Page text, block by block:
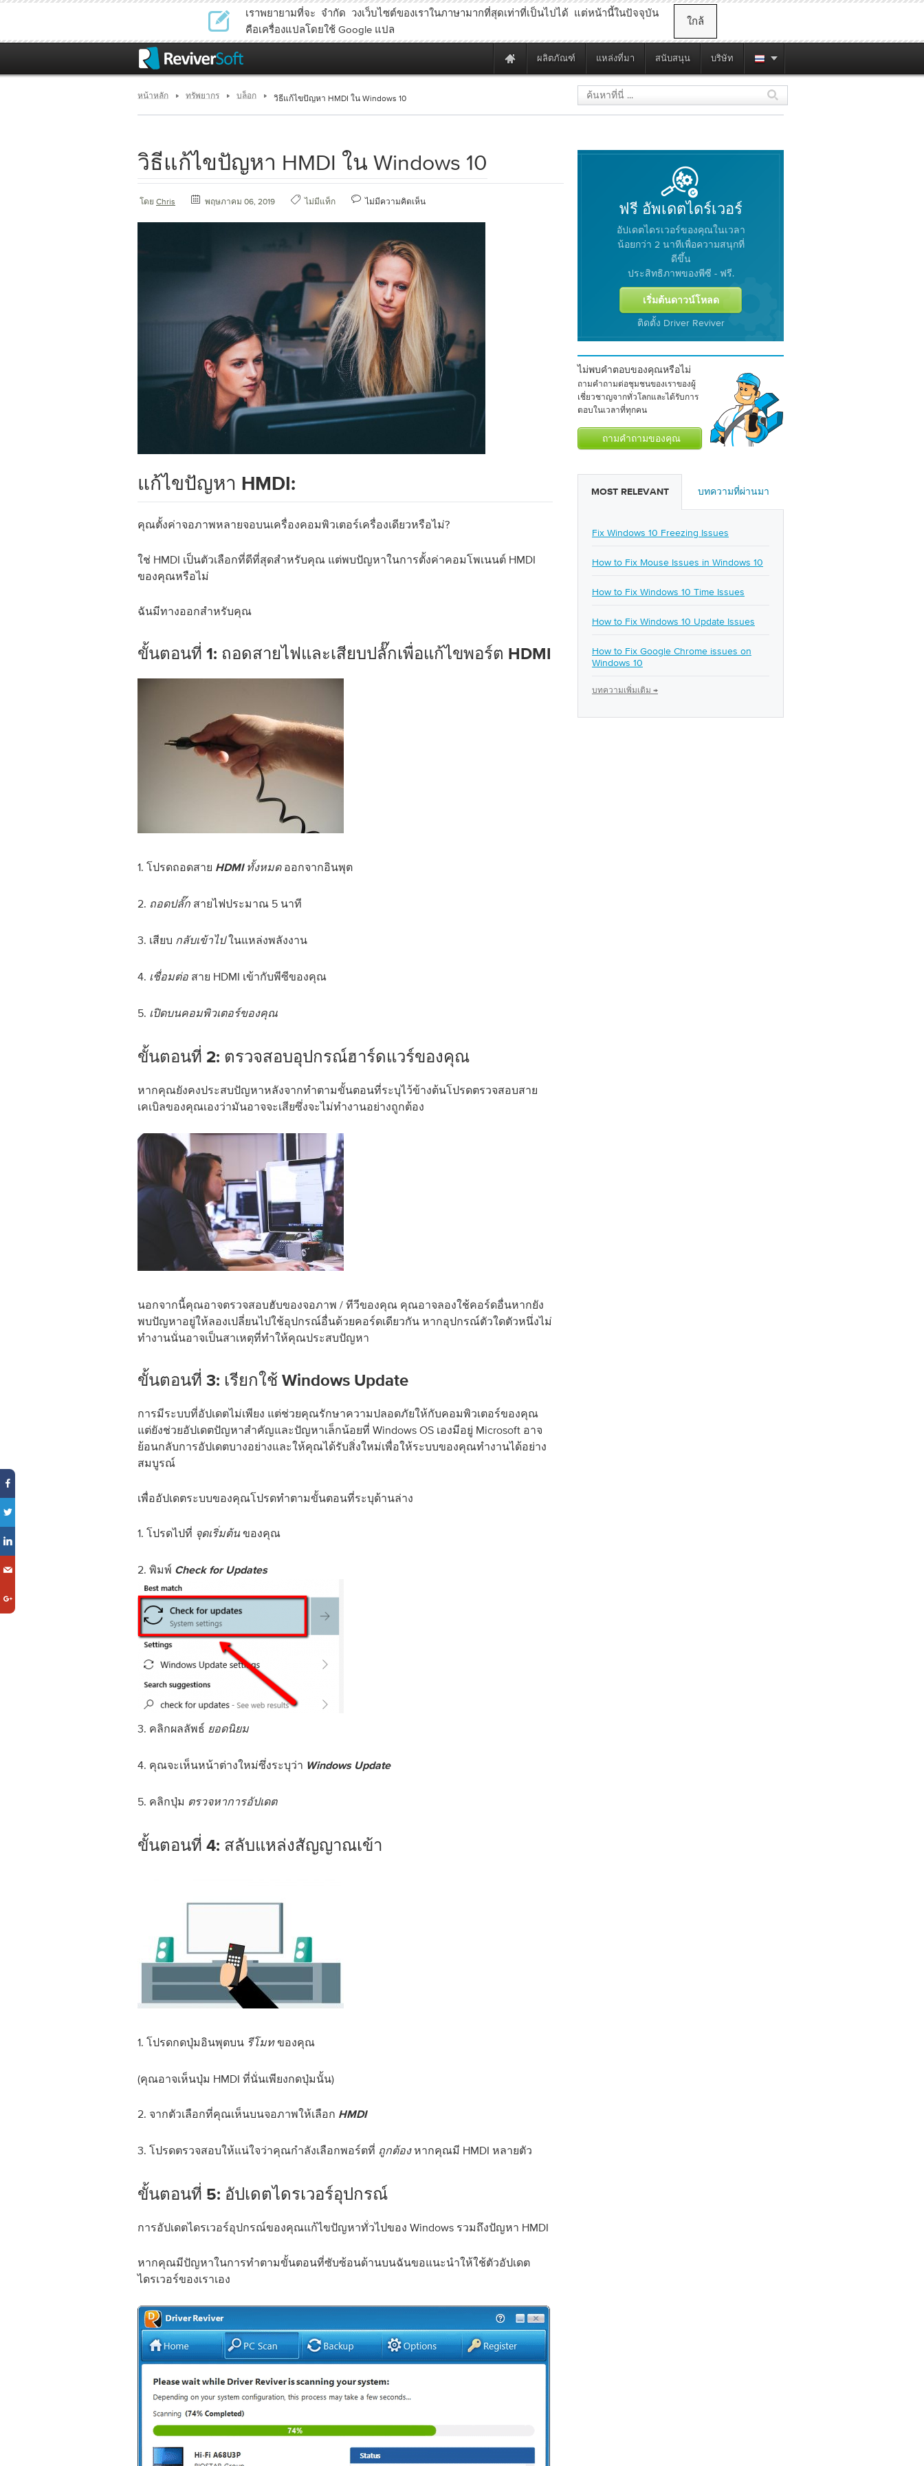
เราพยายามที่จะ จำกัด วงเว็บไซต์ของเราในภาษามากที่สุดเท่าที่เป็นไปได้ แต่หน้านี้ในปัจจุบัน
คือเครื่องแปลโดยใช้ Google แปล
ใกล้
ผลิตภัณฑ์ แหล่งที่มา สนับสนุน บริษัท
หน้าหลัก ทรัพยากร บล็อก วิธีแก้ไขปัญหา HMDI ใน Windows 10
วิธีแก้ไขปัญหา HMDI ใน Windows 10
โดย Chris พฤษภาคม 06, 2019 ไม่มีแท็ก ไม่มีความคิดเห็น
แก้ไขปัญหา HMDI:
คุณตั้งค่าจอภาพหลายจอบนเครื่องคอมพิวเตอร์เครื่องเดียวหรือไม่?
ใช่ HMDI เป็นตัวเลือกที่ดีที่สุดสำหรับคุณ แต่พบปัญหาในการตั้งค่าคอมโพเนนต์ HMDI
ของคุณหรือไม่
ฉันมีทางออกสำหรับคุณ
ขั้นตอนที่ 1: ถอดสายไฟและเสียบปลั๊กเพื่อแก้ไขพอร์ต HDMI
1. โปรดถอดสาย HDMI ทั้งหมดออกจากอินพุต
2. ถอดปลั๊ก สายไฟประมาณ 5 นาที
3. เสียบ กลับเข้าไปในแหล่งพลังงาน
4. เชื่อมต่อ สาย HDMI เข้ากับพีซีของคุณ
5. เปิดบนคอมพิวเตอร์ของคุณ
ขั้นตอนที่ 2: ตรวจสอบอุปกรณ์ฮาร์ดแวร์ของคุณ
หากคุณยังคงประสบปัญหาหลังจากทำตามขั้นตอนที่ระบุไว้ข้างต้นโปรดตรวจสอบสาย
เคเบิลของคุณเองว่ามันอาจจะเสียซึ่งจะไม่ทำงานอย่างถูกต้อง
นอกจากนี้คุณอาจตรวจสอบฮับของจอภาพ / ทีวีของคุณ คุณอาจลองใช้คอร์ดอื่นหากยัง
พบปัญหาอยู่ให้ลองเปลี่ยนไปใช้อุปกรณ์อื่นด้วยคอร์ดเดียวกัน หากอุปกรณ์ตัวใดตัวหนึ่งไม่
ทำงานนั่นอาจเป็นสาเหตุที่ทำให้คุณประสบปัญหา
ขั้นตอนที่ 3: เรียกใช้ Windows Update
การมีระบบที่อัปเดตไม่เพียง แต่ช่วยคุณรักษาความปลอดภัยให้กับคอมพิวเตอร์ของคุณ
แต่ยังช่วยอัปเดตปัญหาสำคัญและปัญหาเล็กน้อยที่ Windows OS เองมีอยู่ Microsoft อาจ
ย้อนกลับการอัปเดตบางอย่างและให้คุณได้รับสิ่งใหม่เพื่อให้ระบบของคุณทำงานได้อย่าง
สมบูรณ์
เพื่ออัปเดตระบบของคุณโปรดทำตามขั้นตอนที่ระบุด้านล่าง
1. โปรดไปที่ จุดเริ่มต้น ของคุณ
2. พิมพ์ Check for Updates
3. คลิกผลลัพธ์ ยอดนิยม
4. คุณจะเห็นหน้าต่างใหม่ซึ่งระบุว่า Windows Update
5. คลิกปุ่ม ตรวจหาการอัปเดต
ขั้นตอนที่ 4: สลับแหล่งสัญญาณเข้า
1. โปรดกดปุ่มอินพุตบน รีโมทของคุณ
(คุณอาจเห็นปุ่ม HMDI ที่นั่นเพียงกดปุ่มนั้น)
2. จากตัวเลือกที่คุณเห็นบนจอภาพให้เลือก HMDI
3. โปรดตรวจสอบให้แน่ใจว่าคุณกำลังเลือกพอร์ตที่ ถูกต้องหากคุณมี HMDI หลายตัว
ขั้นตอนที่ 5: อัปเดตไดรเวอร์อุปกรณ์
การอัปเดตไดรเวอร์อุปกรณ์ของคุณแก้ไขปัญหาทั่วไปของ Windows รวมถึงปัญหา HMDI
หากคุณมีปัญหาในการทำตามขั้นตอนที่ซับซ้อนด้านบนฉันขอแนะนำให้ใช้ตัวอัปเดต
ไดรเวอร์ของเราเอง
ฟรี อัพเดตไดร์เวอร์
อัปเดตไดรเวอร์ของคุณในเวลา
น้อยกว่า 2 นาทีเพื่อความสนุกที่
ดีขึ้น
ประสิทธิภาพของพีซี - ฟรี.
ติดตั้ง Driver Reviver
ไม่พบคำตอบของคุณหรือไม่
ถามคำถามต่อชุมชนของเราของผู้
เชี่ยวชาญจากทั่วโลกและได้รับการ
ตอบในเวลาที่ทุกคน
MOST RELEVANT บทความที่ผ่านมา
Fix Windows 10 Freezing Issues
How to Fix Mouse Issues in Windows 10
How to Fix Windows 10 Time Issues
How to Fix Windows 10 Update Issues
How to Fix Google Chrome issues on
Windows 10
บทความเพิ่มเติม →